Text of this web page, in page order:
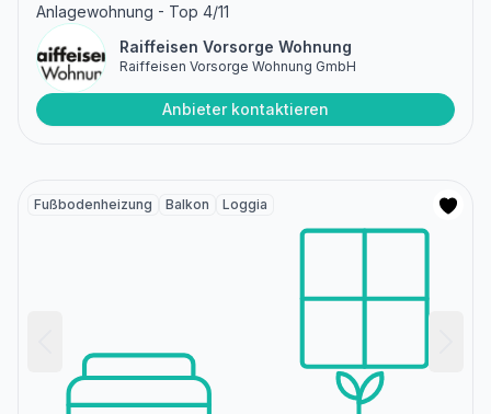
Anlagewohnung - Top 4/11
Raiffeisen Vorsorge Wohnung
Raiffeisen Vorsorge Wohnung GmbH
Anbieter kontaktieren
Fußbodenheizung Balkon Loggia